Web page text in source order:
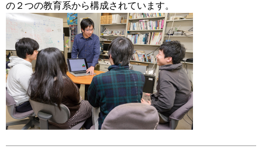
の２つの教育系から構成されています。